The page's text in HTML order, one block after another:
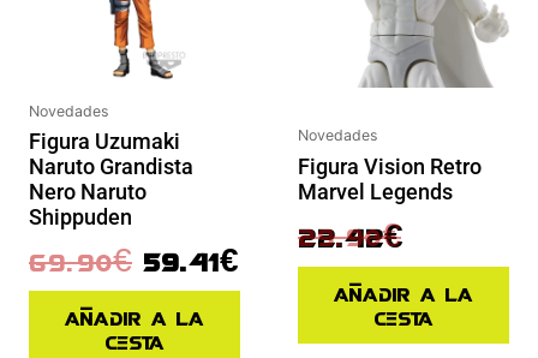
Novedades
Figura Uzumaki
Naruto Grandista
Nero Naruto
Shippuden
69.90€ 59.41€
Añadir a la
cesta
Novedades
Figura Vision Retro
Marvel Legends
29.90€
22.42€
Añadir a la
cesta